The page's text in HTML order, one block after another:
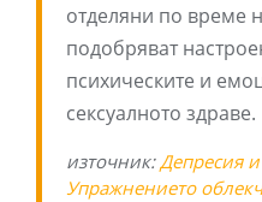
отделяни по време
подобряват
психическите и
сексуалното здраве.
източник:Депресия
Упражнението